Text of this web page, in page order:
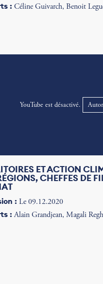
: Céline Guivarch, Benoit
YouTube est désactivé.
ET ACTION
CHEFFES DE
: Le 09.12.2020
: Alain Grandjean, Magali